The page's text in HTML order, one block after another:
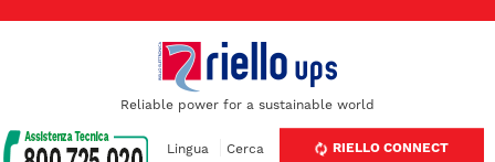
Reliable power for a sustainable world
RIELLO CONNECT
Lingua
Cerca